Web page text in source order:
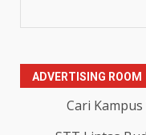
ADVERTISING ROOM
Cari